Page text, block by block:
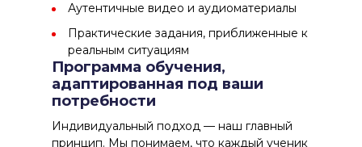
Аутентичные видео и аудиоматериалы
Практические задания, приближенные к
реальным ситуациям
Программа обучения,
адаптированная под ваши
потребности
Индивидуальный подход — наш главный
принцип. Мы понимаем, что каждый ученик